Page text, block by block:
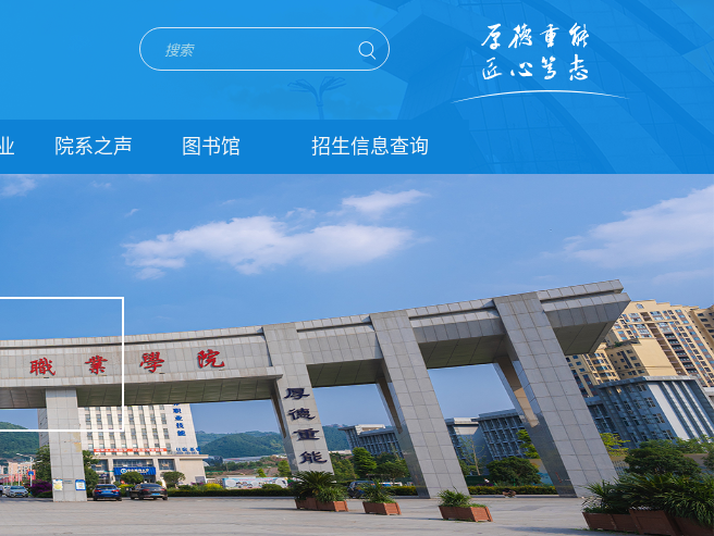
院系之声 图书馆 招生信息查询
单招信息查询
统招信息查询
扩招信息查询
五年贯通培养信息查询